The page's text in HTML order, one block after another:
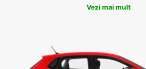
Vezi mai mult